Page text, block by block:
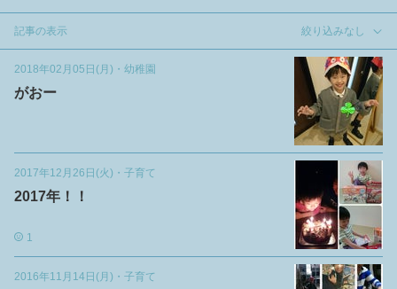
記事の表示 絞り込みなし
2018年02月05日(月) ・ 幼稚園
がおー
2017年12月26日(火) ・ 子育て
2017年！！
1
2016年11月14日(月) ・ 子育て